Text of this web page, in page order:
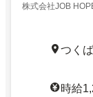
株式会社JOB
つく
時給